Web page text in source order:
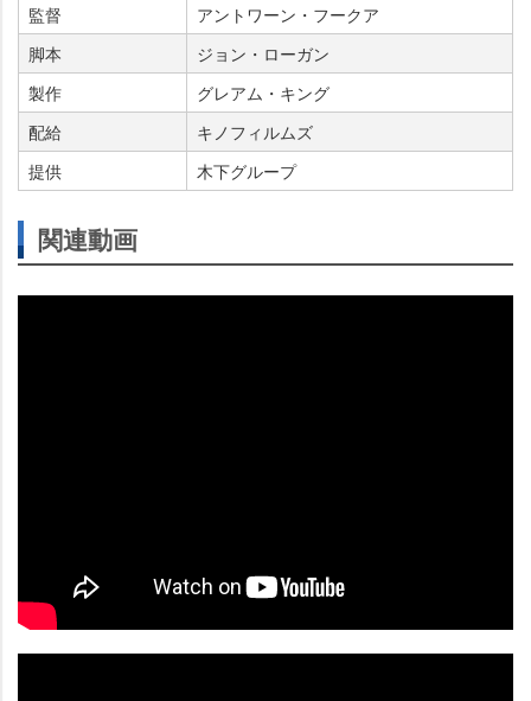
監督
アントワーン・フークア
脚本
ジョン・ローガン
製作
グレアム・キング
配給
キノフィルムズ
提供
木下グループ
関連動画